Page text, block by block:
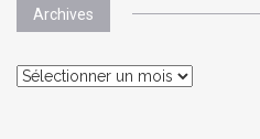
Archives
Archives